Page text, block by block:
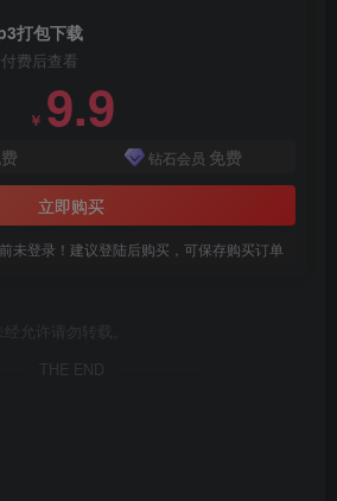
打包下载
费后查看
￥ 9.9
钻石会员 免费
立即购买
未登录！建议登陆后购买，可保存购买订单
允许请勿转载。
THE END